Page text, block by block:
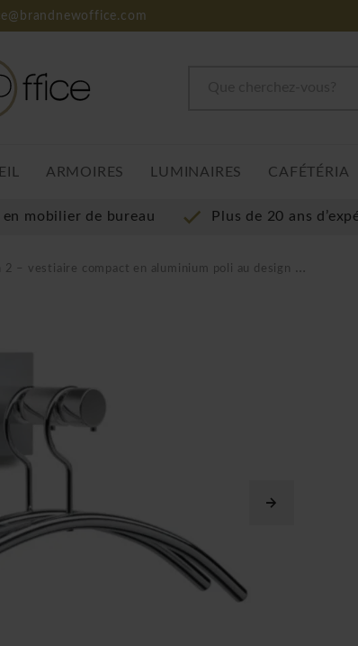
ARMOIRES LUMINAIRES CAFÉTÉRIA
en mobilier de bureau Plus de 20 ans
– vestiaire compact en aluminium poli au design primé